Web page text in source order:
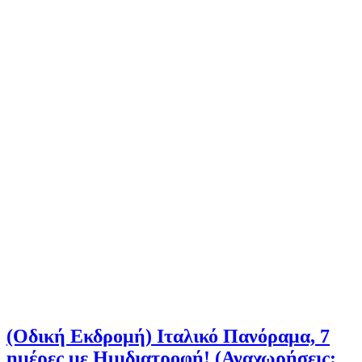
(Οδική Εκδρομή) Ιταλικό Πανόραμα, 7